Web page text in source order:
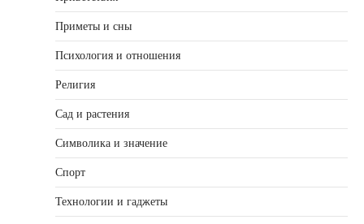
Приметы и сны
Психология и отношения
Религия
Сад и растения
Символика и значение
Спорт
Технологии и гаджеты